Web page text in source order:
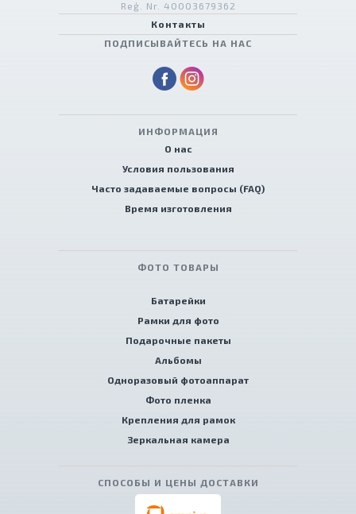
Reģ. Nr. 40003679362
Контакты
ПОДПИСЫВАЙТЕСЬ НА НАС
ИНФОРМАЦИЯ
О нас
Условия пользования
Часто задаваемые вопросы (FAQ)
Время изготовления
ФОТО ТОВАРЫ
Батарейки
Рамки для фото
Подарочные пакеты
Альбомы
Одноразовый фотоаппарат
Фото пленка
Крепления для рамок
Зеркальная камера
СПОСОБЫ И ЦЕНЫ ДОСТАВКИ